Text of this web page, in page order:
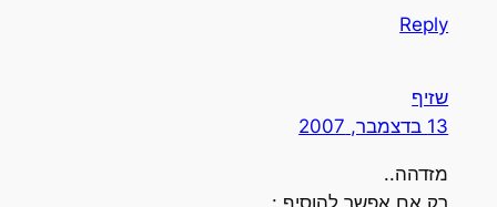
Reply
שזיף
13 בדצמבר, 2007
מזדהה..